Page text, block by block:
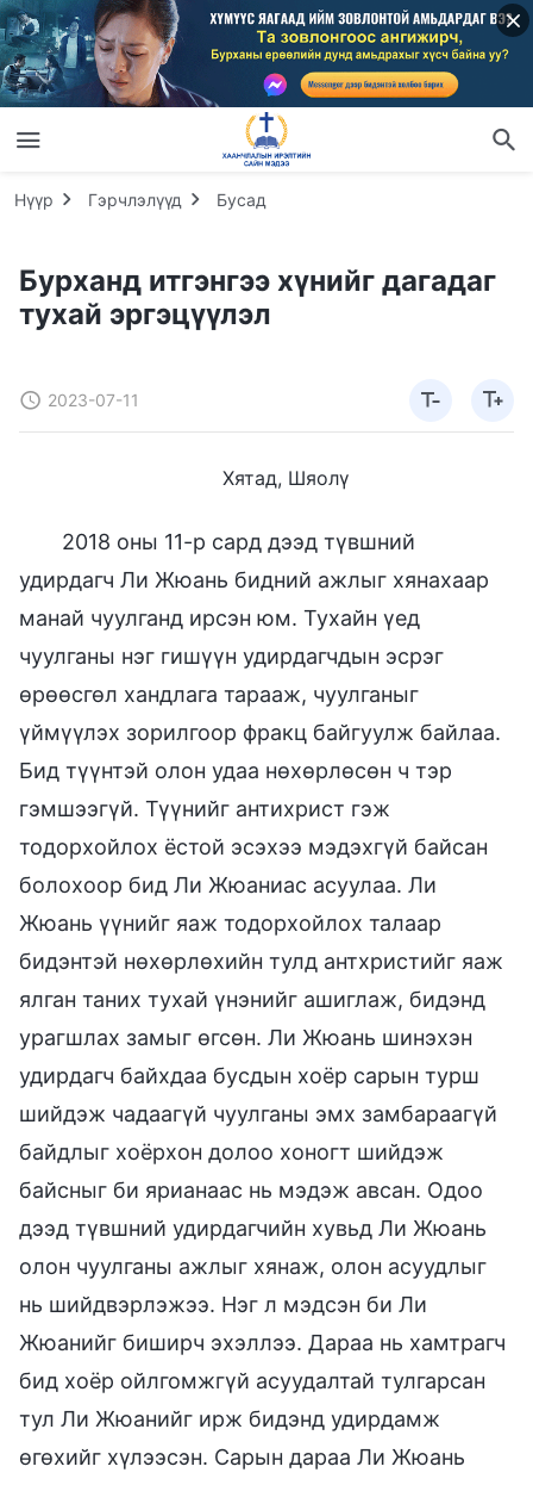
Нүүр Гэрчлэлүүд Бусад
Бурханд итгэнгээ хүнийг дагадаг
тухай эргэцүүлэл
2023-07-11
Хятад, Шяолү
2018 оны 11-р сард дээд түвшний
удирдагч Ли Жюань бидний ажлыг хянахаар
манай чуулганд ирсэн юм. Тухайн үед
чуулганы нэг гишүүн удирдагчдын эсрэг
өрөөсгөл хандлага тарааж, чуулганыг
үймүүлэх зорилгоор фракц байгуулж байлаа.
Бид түүнтэй олон удаа нөхөрлөсөн ч тэр
гэмшээгүй. Түүнийг антихрист гэж
тодорхойлох ёстой эсэхээ мэдэхгүй байсан
болохоор бид Ли Жюаниас асуулаа. Ли
Жюань үүнийг яаж тодорхойлох талаар
бидэнтэй нөхөрлөхийн тулд антхристийг яаж
ялган таних тухай үнэнийг ашиглаж, бидэнд
урагшлах замыг өгсөн. Ли Жюань шинэхэн
удирдагч байхдаа бусдын хоёр сарын турш
шийдэж чадаагүй чуулганы эмх замбараагүй
байдлыг хоёрхон долоо хоногт шийдэж
байсныг би ярианаас нь мэдэж авсан. Одоо
дээд түвшний удирдагчийн хувьд Ли Жюань
олон чуулганы ажлыг хянаж, олон асуудлыг
нь шийдвэрлэжээ. Нэг л мэдсэн би Ли
Жюанийг биширч эхэллээ. Дараа нь хамтрагч
бид хоёр ойлгомжгүй асуудалтай тулгарсан
тул Ли Жюанийг ирж бидэнд удирдамж
өгөхийг хүлээсэн. Сарын дараа Ли Жюань